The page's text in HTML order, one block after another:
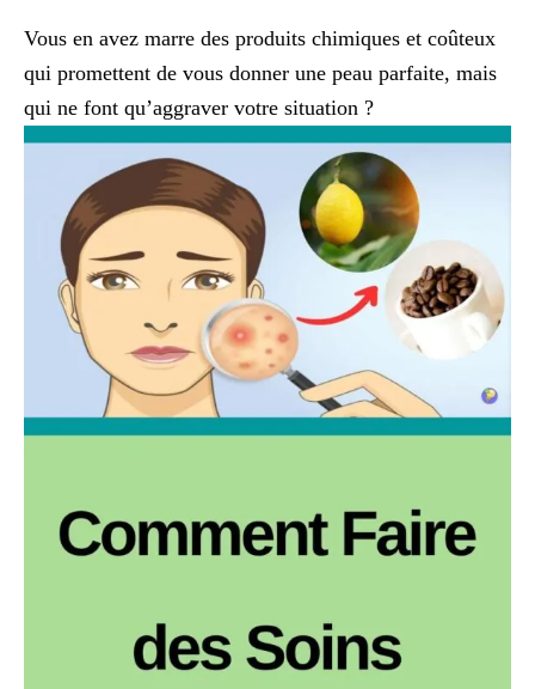
Vous en avez marre des produits chimiques et coûteux
qui promettent de vous donner une peau parfaite, mais
qui ne font qu’aggraver votre situation ?